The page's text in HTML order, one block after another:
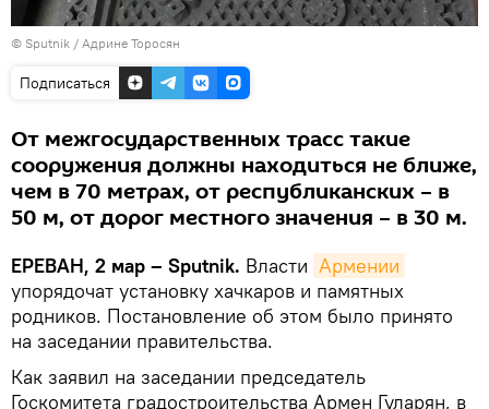
© Sputnik / Адрине Торосян
Подписаться
От межгосударственных трасс такие
сооружения должны находиться не ближе,
чем в 70 метрах, от республиканских – в
50 м, от дорог местного значения – в 30 м.
ЕРЕВАН, 2 мар – Sputnik. Власти Армении
упорядочат установку хачкаров и памятных
родников. Постановление об этом было принято
на заседании правительства.
Как заявил на заседании председатель
Госкомитета градостроительства Армен Гуларян, в